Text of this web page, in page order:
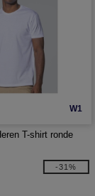
W1
T-shirt ronde
-31%